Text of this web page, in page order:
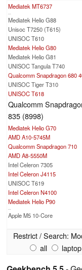
Mediatek MT6737
...
Mediatek Helio G88
Unisoc T7250 (T615)
UNISOC T610
Mediatek Helio G80
Mediatek Helio G81
UNISOC Tangula T740
Qualcomm Snapdragon 680
UNISOC Tiger T310
UNISOC T618
Qualcomm
835 (8998)
Mediatek Helio G70
AMD A10-5745M
Qualcomm Snapdragon 710
AMD A8-5550M
Intel Celeron 7305
Intel Celeron J4115
UNISOC T619
Intel Celeron N4100
Mediatek Helio P90
...
Apple M5 10-Core
Restrict / Search:
all
laptop